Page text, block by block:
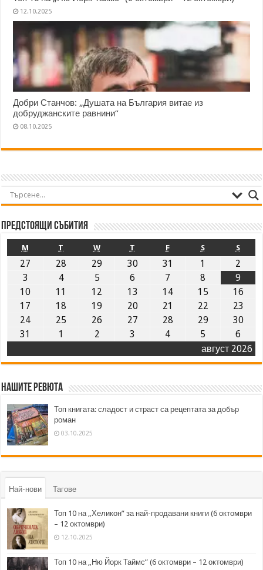
12.10.2025
Добри Станчов: „Душата на България витае из
добруджанските равнини“
08.10.2025
Предстоящи събития
август 2026
M T W T F S S
27 28 29 30 31 1
2
3
4 5 6 7 8
9
10
11 12 13 14 15
16
17
18 19 20 21 22
23
24
25 26 27 28 29
30
31
1 2 3 4 5 6
Нашите ревюта
Топ книгата: сладост и страст са рецептата за добър
роман
03.10.2025
Най-нови Тагове
Топ 10 на „Хеликон” за най-продавани книги (6 октомври
– 12 октомври)
12.10.2025
Топ 10 на „Ню Йорк Таймс” (6 октомври – 12 октомври)